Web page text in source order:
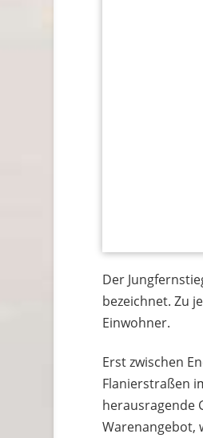
Der
bezeichnet. Zu
Einwohner.
Erst zwischen
Flanierstraßen
herausragende
Warenangebot,